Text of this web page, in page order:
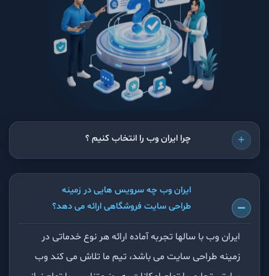
طراحی سایت فروشگاهی ارائه می دهد؟
ایران وب با سالها تجربه آماده ارائه هر نوع خدماتی در